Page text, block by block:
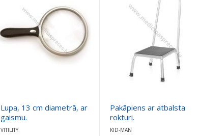
Lupa, 13 cm diametrā, ar
gaismu.
VITILITY
Pakāpiens ar atbalsta
rokturi.
KID-MAN